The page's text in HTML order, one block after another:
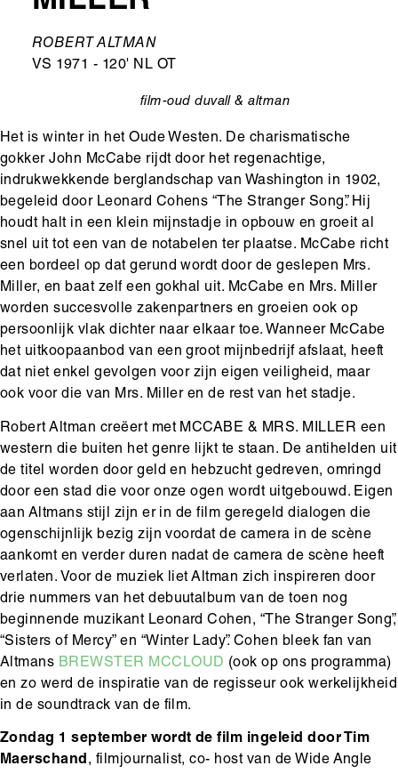
Ondertitel
ROBERT ALTMAN
VS 1971 - 120' NL OT
film-oud duvall & altman
Het is winter in het Oude Westen. De charismatische
gokker John McCabe rijdt door het regenachtige,
indrukwekkende berglandschap van Washington in 1902,
begeleid door Leonard Cohens “The Stranger Song”. Hij
houdt halt in een klein mijnstadje in opbouw en groeit al
snel uit tot een van de notabelen ter plaatse. McCabe richt
een bordeel op dat gerund wordt door de geslepen Mrs.
Miller, en baat zelf een gokhal uit. McCabe en Mrs. Miller
worden succesvolle zakenpartners en groeien ook op
persoonlijk vlak dichter naar elkaar toe. Wanneer McCabe
het uitkoopaanbod van een groot mijnbedrijf afslaat, heeft
dat niet enkel gevolgen voor zijn eigen veiligheid, maar
ook voor die van Mrs. Miller en de rest van het stadje.
Robert Altman creëert met MCCABE & MRS. MILLER een
western die buiten het genre lijkt te staan. De antihelden uit
de titel worden door geld en hebzucht gedreven, omringd
door een stad die voor onze ogen wordt uitgebouwd. Eigen
aan Altmans stijl zijn er in de film geregeld dialogen die
ogenschijnlijk bezig zijn voordat de camera in de scène
aankomt en verder duren nadat de camera de scène heeft
verlaten. Voor de muziek liet Altman zich inspireren door
drie nummers van het debuutalbum van de toen nog
beginnende muzikant Leonard Cohen, “The Stranger Song”,
“Sisters of Mercy” en “Winter Lady”. Cohen bleek fan van
Altmans BREWSTER MCCLOUD (ook op ons programma)
en zo werd de inspiratie van de regisseur ook werkelijkheid
in de soundtrack van de film.
Zondag 1 september wordt de film ingeleid door Tim
Maerschand, filmjournalist, co- host van de Wide Angle